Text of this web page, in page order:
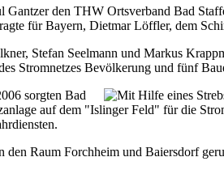
Gantzer den THW Ortsverband Bad
für Bayern, Dietmar Löffler, dem
Stefan Seelmann und Markus
Stromnetzes Bevölkerung und fünf
sorgten Bad
auf dem "Islinger Feld" für die
Raum Forchheim und Baiersdorf